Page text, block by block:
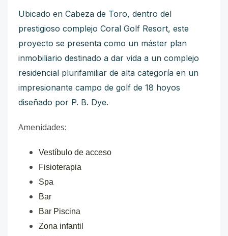
Ubicado en Cabeza de Toro, dentro del
prestigioso complejo Coral Golf Resort, este
proyecto se presenta como un máster plan
inmobiliario destinado a dar vida a un complejo
residencial plurifamiliar de alta categoría en un
impresionante campo de golf de 18 hoyos
diseñado por P. B. Dye.
Amenidades:
Vestíbulo de acceso
Fisioterapia
Spa
Bar
Bar Piscina
Zona infantil